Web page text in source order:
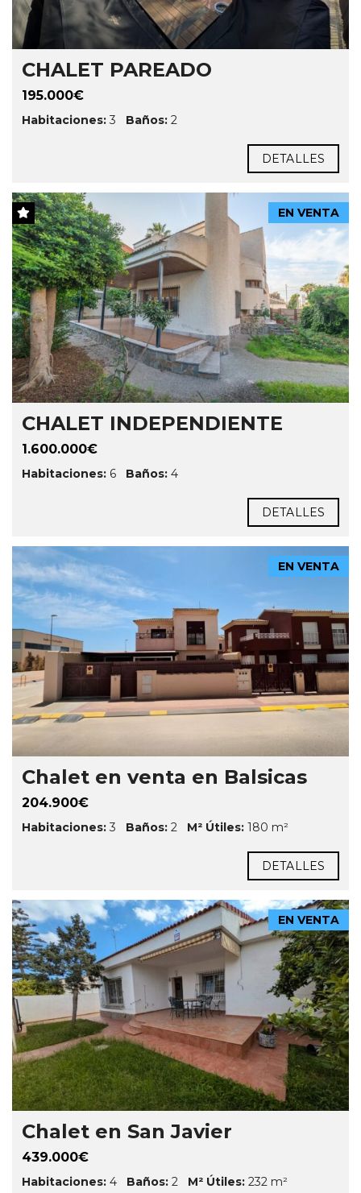
CHALET PAREADO
195.000€
Habitaciones: 3 Baños: 2
DETALLES
EN VENTA
CHALET INDEPENDIENTE
1.600.000€
Habitaciones: 6 Baños: 4
DETALLES
EN VENTA
Chalet en venta en Balsicas
204.900€
Habitaciones: 3 Baños: 2 M² Útiles: 180 m²
DETALLES
EN VENTA
Chalet en San Javier
439.000€
Habitaciones: 4 Baños: 2 M² Útiles: 232 m²